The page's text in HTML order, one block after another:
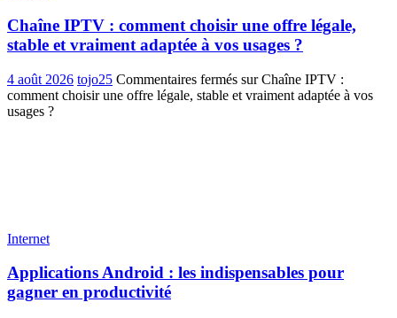
Chaîne IPTV : comment choisir une offre légale,
stable et vraiment adaptée à vos usages ?
4 août 2026 tojo25 Commentaires fermés sur Chaîne IPTV :
comment choisir une offre légale, stable et vraiment adaptée à vos
usages ?
Internet
Applications Android : les indispensables pour
gagner en productivité